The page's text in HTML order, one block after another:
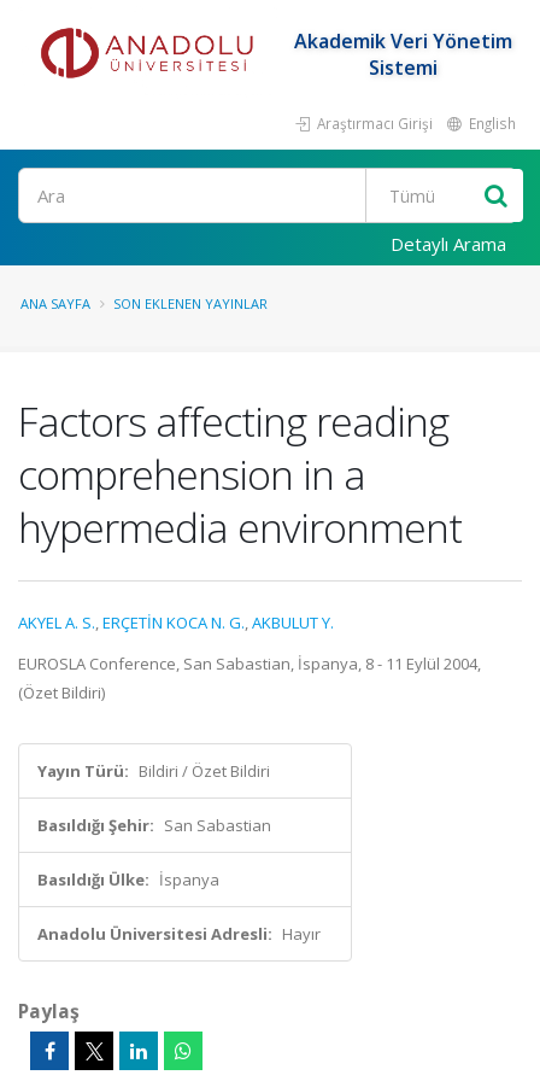
Akademik Veri Yönetim
Sistemi
Araştırmacı Girişi English
Ara
Detaylı Arama
ANA SAYFA SON EKLENEN YAYINLAR
Factors affecting reading
comprehension in a
hypermedia environment
AKYEL A. S.,ERÇETİN KOCA N. G.,AKBULUT Y.
EUROSLA Conference, San Sabastian, İspanya, 8 - 11 Eylül 2004,
(Özet Bildiri)
Yayın Türü: Bildiri / Özet Bildiri
Basıldığı Şehir: San Sabastian
Basıldığı Ülke: İspanya
Anadolu Üniversitesi Adresli: Hayır
Paylaş